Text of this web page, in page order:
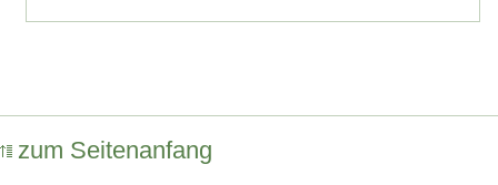
zum Seitenanfang